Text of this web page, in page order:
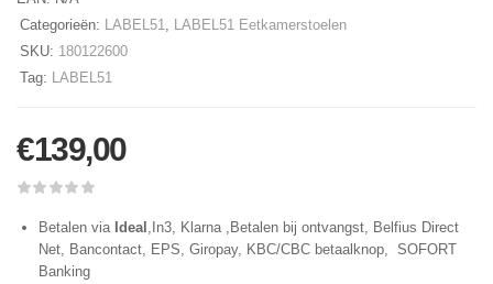
Categorieën: LABEL51, LABEL51 Eetkamerstoelen
SKU: 180122600
Tag: LABEL51
€139,00
Betalen via Ideal ,In3, Klarna ,Betalen bij ontvangst, Belfius Direct
Net, Bancontact, EPS, Giropay, KBC/CBC betaalknop, SOFORT
Banking